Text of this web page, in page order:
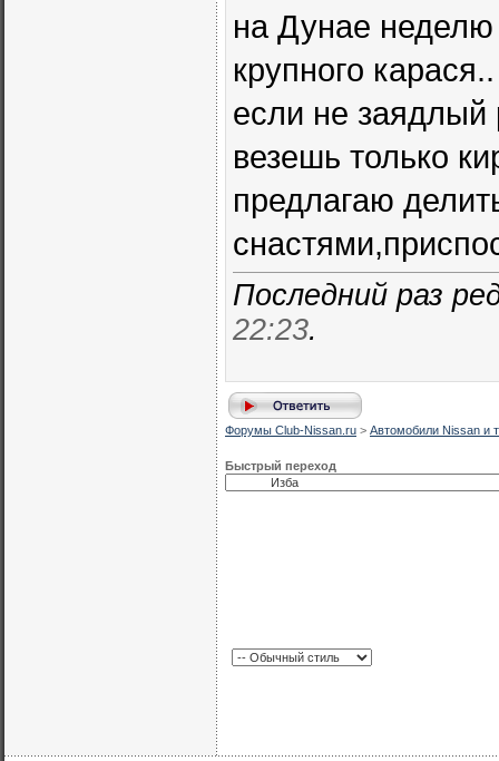
на Дунае неделю
крупного карася..
если не заядлый
везешь только
предлагаю
Последний раз
22:23.
Форумы Club-Nissan.ru > Автомобили Nissan и
Быстрый переход